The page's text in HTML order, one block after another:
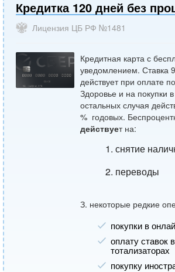
Кредитка 120 дней без
Лицензия ЦБ РФ №1481
Кредитная карта с
уведомлением. Ставка
действует при оплате
Здоровье и на покупки
остальных случая
% годовых.
действует на:
снятие
переводы
З. некоторые редкие
покупки в
оплату ставок
тотализаторах
покупку